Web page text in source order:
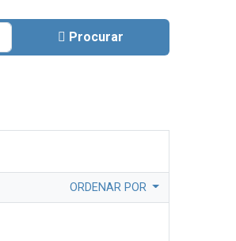
Procurar
ORDENAR POR